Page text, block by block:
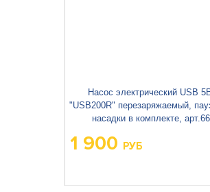
Насос электрический USB
"USB200R" перезаряжаемый,
насадки в комплекте,
1 900 РУБ